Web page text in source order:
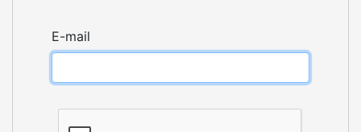
E-mail